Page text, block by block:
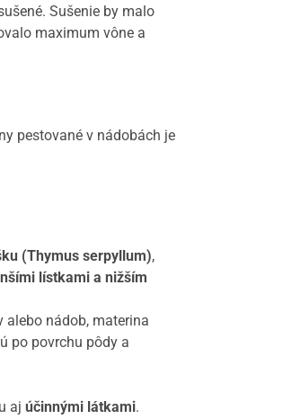
Sušenie by malo
maximum vône a
pestované v nádobách je
(Thymus serpyllum),
lístkami a nižším
alebo nádob, materina
po povrchu pôdy a
aj účinnými látkami.